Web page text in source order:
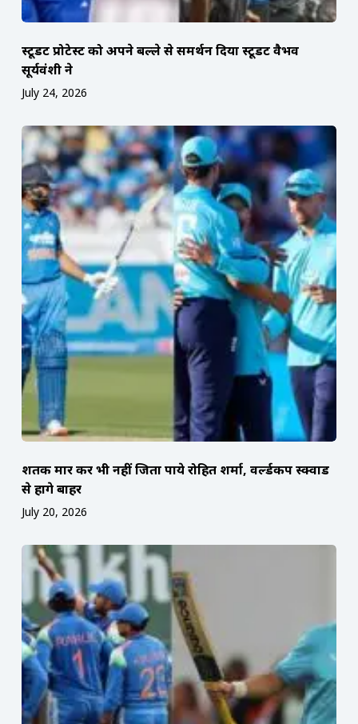
स्टूडेंट प्रोटेस्ट को अपने बल्ले से समर्थन दिया स्टूडेंट वैभव
सूर्यवंशी ने
July 24, 2026
शतक मार कर भी नहीं जिता पाये रोहित शर्मा, वर्ल्डकप स्क्वाड
से होंगे बाहर
July 20, 2026